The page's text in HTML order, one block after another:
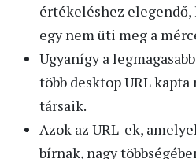
értékeléshez elegendő,
egy nem üti meg a
Ugyanígy a
több desktop URL
társaik.
Azok az URL-ek,
bírnak, nagy